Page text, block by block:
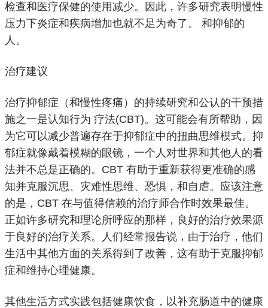
检查和医疗保健的使用减少。
因此，许多研究表明慢性
压力下炎症和疾病增加也就不足为奇了。
和抑郁的
人。
治疗建议
治疗抑郁症（和慢性疼痛 ） 的持续研究和公认的干预措
施之一是认知行为 疗法(CBT)。 这可能会有所帮助，因
为它可以减少普遍存在于抑郁症中的扭曲思维模式。 抑
郁症就像戴着模糊的眼镜，一个人对世界和其他人的看
法并不总是正确的。 CBT 有助于重新获得更准确的感
知并克服沉思、 灾难性思维、 恐惧 ，和自虐。 应该注意
的是，CBT 在与值得信赖的治疗师合作时效果最佳。
正如许多研究和理论所呼应的那样，良好的治疗效果源
于良好的治疗关系。
人们经常报告说，由于治疗，他们
生活中其他方面的关系得到了改善，这有助于克服抑郁
症和维持心理健康。
其他生活方式实践包括健康饮食 ，以补充肠道中的健康